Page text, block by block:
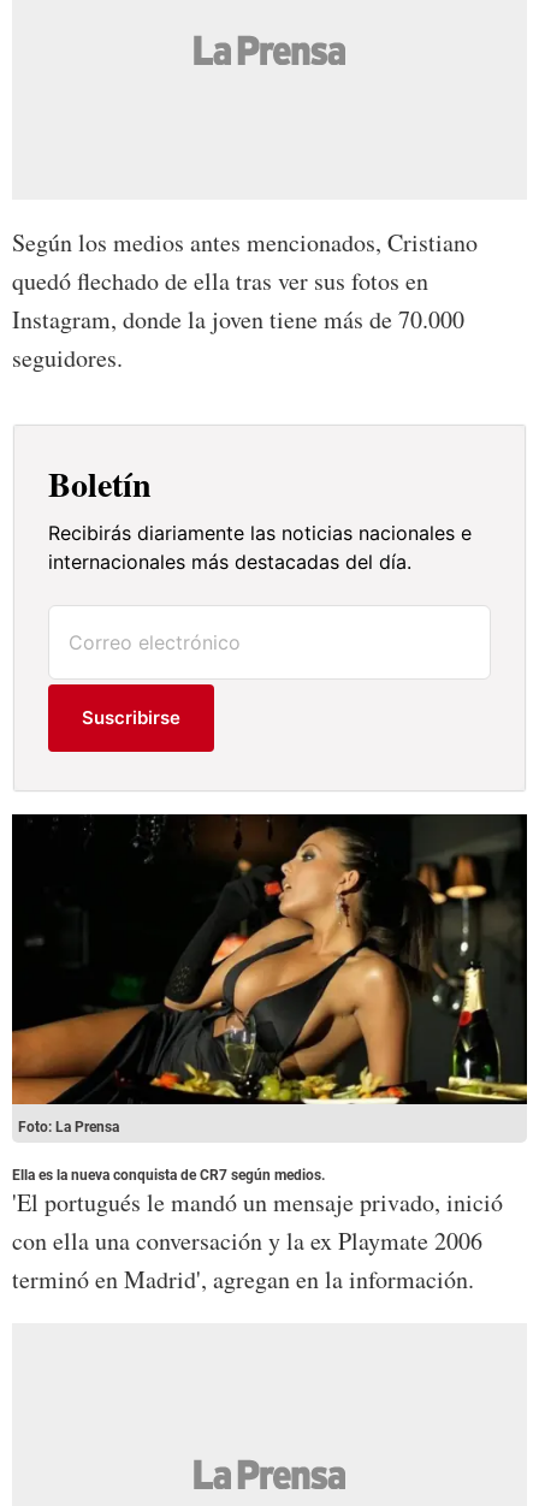
Según los medios antes mencionados, Cristiano
quedó flechado de ella tras ver sus fotos en
Instagram, donde la joven tiene más de 70.000
seguidores.
Boletín
Recibirás diariamente las noticias nacionales e
internacionales más destacadas del día.
Suscribirse
Foto: La Prensa
Ella es la nueva conquista de CR7 según medios.
'El portugués le mandó un mensaje privado, inició
con ella una conversación y la ex Playmate 2006
terminó en Madrid', agregan en la información.